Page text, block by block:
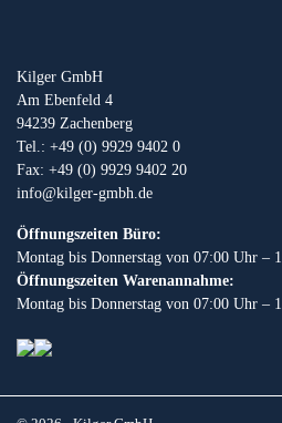
Kilger GmbH
Am Ebenfeld 4
94239 Zachenberg
Tel.: +49 (0) 9929 9402 0
Fax: +49 (0) 9929 9402 20
info@kilger-gmbh.de
Öffnungszeiten Büro:
Montag bis Donnerstag von 07:00 Uhr –
Öffnungszeiten Warenannahme:
Montag bis Donnerstag von 07:00 Uhr –